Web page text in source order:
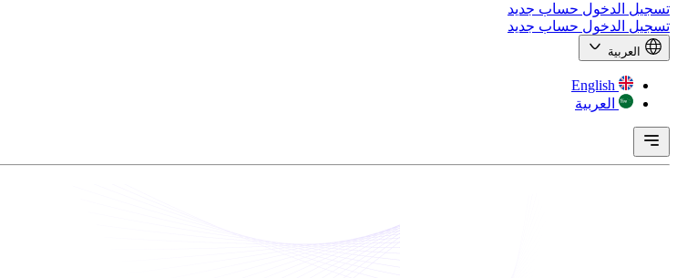
تسجيل الدخول حساب جديد
تسجيل الدخول حساب جديد
العربية
English
العربية